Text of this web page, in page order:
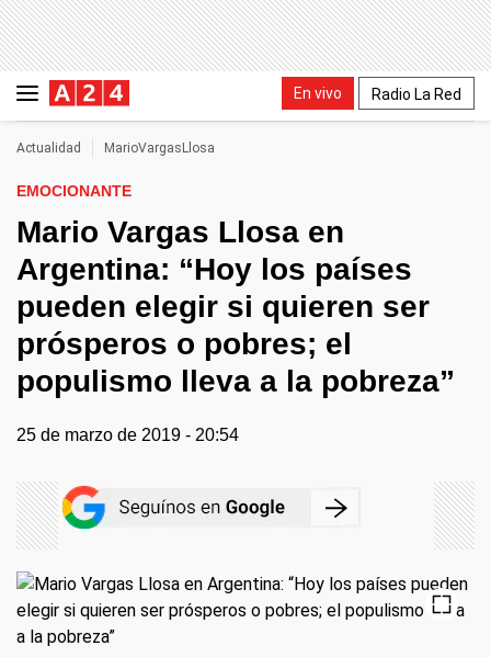
En vivo Radio La Red
Actualidad MarioVargasLlosa
EMOCIONANTE
Mario Vargas Llosa en
Argentina: “Hoy los países
pueden elegir si quieren ser
prósperos o pobres; el
populismo lleva a la pobreza”
25 de marzo de 2019 - 20:54